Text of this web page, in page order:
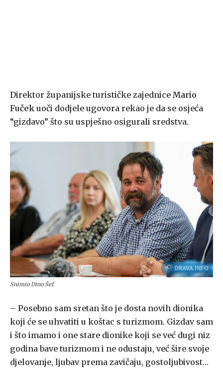
Direktor županijske turističke zajednice Mario
Fuček uoči dodjele ugovora rekao je da se osjeća
“gizdavo” što su uspješno osigurali sredstva.
Snimio Dino Šef.
– Posebno sam sretan što je dosta novih dionika
koji će se uhvatiti u koštac s turizmom. Gizdav sam
i što imamo i one stare dionike koji se već dugi niz
godina bave turizmom i ne odustaju, već šire svoje
djelovanje, ljubav prema zavičaju, gostoljubivost…